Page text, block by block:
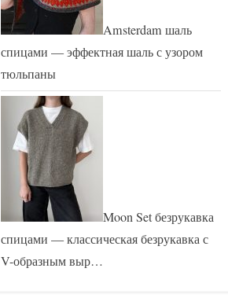
Amsterdam шаль
спицами — эффектная шаль с узором
тюльпаны
Moon Set безрукавка
спицами — классическая безрукавка с
V-образным выр…